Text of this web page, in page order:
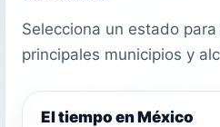
Selecciona un estado
principales municipios y
El tiempo en México